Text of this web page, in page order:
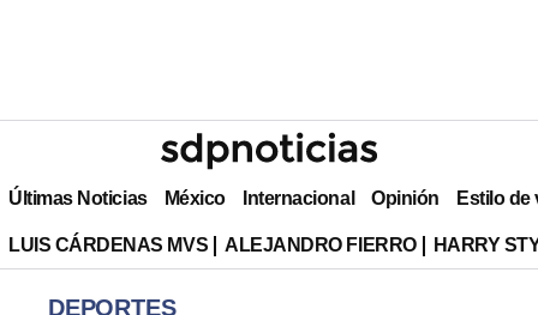
Últimas Noticias México Internacional Opinión Estilo de
LUIS CÁRDENAS MVS ALEJANDRO FIERRO HARRY
DEPORTES